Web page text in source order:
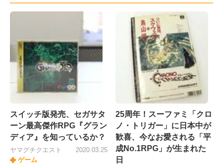
スイッチ版発売、セガサタ
ーン最高傑作RPG『グラン
ディア』を知っているか？
ヤマグチクエスト
ゲーム
2020.03.25
25周年！スーファミ「クロ
ノ・トリガー」に日本中が
歓喜、今なお愛される「平
成No.1RPG」が生まれた
日